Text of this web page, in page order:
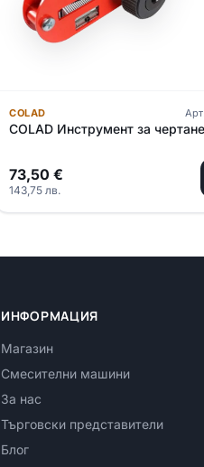
COLAD
COLAD Инструмент за чертане
73,50 €
143,75 лв.
ИНФОРМАЦИЯ
Магазин
Смесителни машини
За нас
Търговски представители
Блог